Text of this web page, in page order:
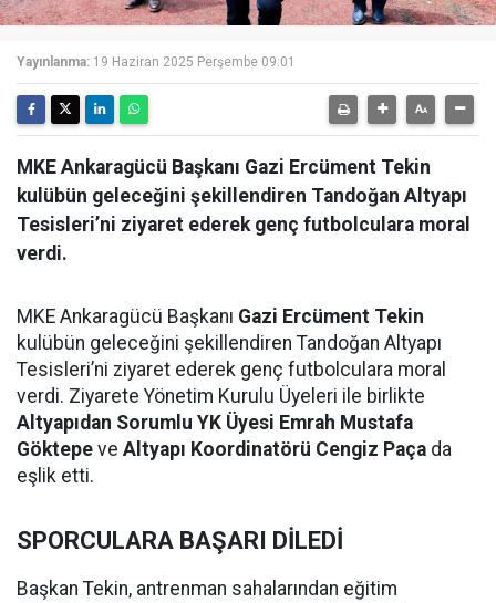
Yayınlanma: 19 Haziran 2025 Perşembe 09:01
MKE Ankaragücü Başkanı Gazi Ercüment Tekin
kulübün geleceğini şekillendiren Tandoğan Altyapı
Tesisleri’ni ziyaret ederek genç futbolculara moral
verdi.
MKE Ankaragücü Başkanı Gazi Ercüment Tekin
kulübün geleceğini şekillendiren Tandoğan Altyapı
Tesisleri’ni ziyaret ederek genç futbolculara moral
verdi. Ziyarete Yönetim Kurulu Üyeleri ile birlikte
Altyapıdan Sorumlu YK Üyesi Emrah Mustafa
Göktepe ve Altyapı Koordinatörü Cengiz Paça da
eşlik etti.
SPORCULARA BAŞARI DİLEDİ
Başkan Tekin, antrenman sahalarından eğitim